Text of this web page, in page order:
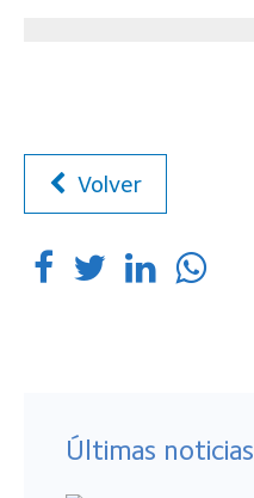
Volver
Últimas noticias